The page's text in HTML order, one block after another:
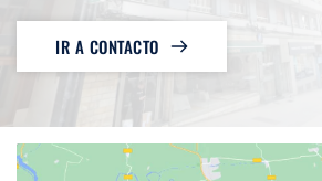
IR A CONTACTO